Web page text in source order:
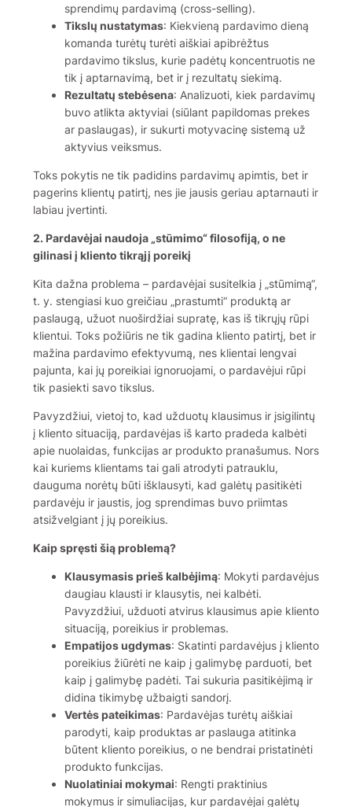
sprendimų pardavimą (cross-selling).
Tikslų nustatymas: Kiekvieną pardavimo dieną
komanda turėtų turėti aiškiai apibrėžtus
pardavimo tikslus, kurie padėtų koncentruotis ne
tik į aptarnavimą, bet ir į rezultatų siekimą.
Rezultatų stebėsena: Analizuoti, kiek pardavimų
buvo atlikta aktyviai (siūlant papildomas prekes
ar paslaugas), ir sukurti motyvacinę sistemą už
aktyvius veiksmus.
Toks pokytis ne tik padidins pardavimų apimtis, bet ir
pagerins klientų patirtį, nes jie jausis geriau aptarnauti ir
labiau įvertinti.
2. Pardavėjai naudoja „stūmimo“ filosofiją, o ne
gilinasi į kliento tikrąjį poreikį
Kita dažna problema – pardavėjai susitelkia į „stūmimą“,
t. y. stengiasi kuo greičiau „prastumti“ produktą ar
paslaugą, užuot nuoširdžiai supratę, kas iš tikrųjų rūpi
klientui. Toks požiūris ne tik gadina kliento patirtį, bet ir
mažina pardavimo efektyvumą, nes klientai lengvai
pajunta, kai jų poreikiai ignoruojami, o pardavėjui rūpi
tik pasiekti savo tikslus.
Pavyzdžiui, vietoj to, kad užduotų klausimus ir įsigilintų
į kliento situaciją, pardavėjas iš karto pradeda kalbėti
apie nuolaidas, funkcijas ar produkto pranašumus. Nors
kai kuriems klientams tai gali atrodyti patrauklu,
dauguma norėtų būti išklausyti, kad galėtų pasitikėti
pardavėju ir jaustis, jog sprendimas buvo priimtas
atsižvelgiant į jų poreikius.
Kaip spręsti šią problemą?
Klausymasis prieš kalbėjimą: Mokyti pardavėjus
daugiau klausti ir klausytis, nei kalbėti.
Pavyzdžiui, užduoti atvirus klausimus apie kliento
situaciją, poreikius ir problemas.
Empatijos ugdymas: Skatinti pardavėjus į kliento
poreikius žiūrėti ne kaip į galimybę parduoti, bet
kaip į galimybę padėti. Tai sukuria pasitikėjimą ir
didina tikimybę užbaigti sandorį.
Vertės pateikimas: Pardavėjas turėtų aiškiai
parodyti, kaip produktas ar paslauga atitinka
būtent kliento poreikius, o ne bendrai pristatinėti
produkto funkcijas.
Nuolatiniai mokymai: Rengti praktinius
mokymus ir simuliacijas, kur pardavėjai galėtų